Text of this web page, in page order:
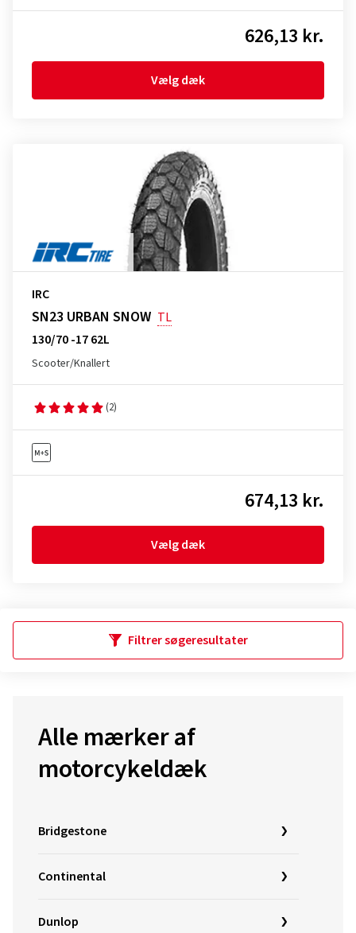
626,13 kr.
Vælg dæk
IRC
SN23 URBAN SNOW TL
130/70 -17 62L
Scooter/Knallert
(2)
674,13 kr.
Vælg dæk
Filtrer søgeresultater
Alle mærker af
motorcykeldæk
Bridgestone
Continental
Dunlop